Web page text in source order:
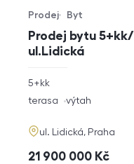
Prodej bytu
ul.Lidická
Typ nabídky
Prodej
Typ nemovitosti
Byt
rozměry
5+kk
funkce
terasa výtah
adresa
ul. Lidická, Praha
cena
21 900 000 Kč